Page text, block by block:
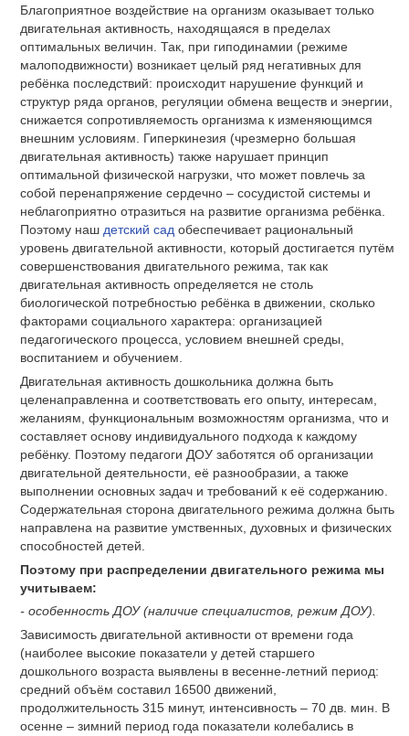
Благоприятное воздействие на организм оказывает только
двигательная активность, находящаяся в пределах
оптимальных величин. Так, при гиподинамии (режиме
малоподвижности) возникает целый ряд негативных для
ребёнка последствий: происходит нарушение функций и
структур ряда органов, регуляции обмена веществ и энергии,
снижается сопротивляемость организма к изменяющимся
внешним условиям. Гиперкинезия (чрезмерно большая
двигательная активность) также нарушает принцип
оптимальной физической нагрузки, что может повлечь за
собой перенапряжение сердечно – сосудистой системы и
неблагоприятно отразиться на развитие организма ребёнка.
Поэтому наш детский сад обеспечивает рациональный
уровень двигательной активности, который достигается путём
совершенствования двигательного режима, так как
двигательная активность определяется не столь
биологической потребностью ребёнка в движении, сколько
факторами социального характера: организацией
педагогического процесса, условием внешней среды,
воспитанием и обучением.
Двигательная активность дошкольника должна быть
целенаправленна и соответствовать его опыту, интересам,
желаниям, функциональным возможностям организма, что и
составляет основу индивидуального подхода к каждому
ребёнку. Поэтому педагоги ДОУ заботятся об организации
двигательной деятельности, её разнообразии, а также
выполнении основных задач и требований к её содержанию.
Содержательная сторона двигательного режима должна быть
направлена на развитие умственных, духовных и физических
способностей детей.
Поэтому при распределении двигательного режима мы
учитываем:
- особенность ДОУ (наличие специалистов, режим ДОУ).
Зависимость двигательной активности от времени года
(наиболее высокие показатели у детей старшего
дошкольного возраста выявлены в весенне-летний период:
средний объём составил 16500 движений,
продолжительность 315 минут, интенсивность – 70 дв. мин. В
осенне – зимний период года показатели колебались в